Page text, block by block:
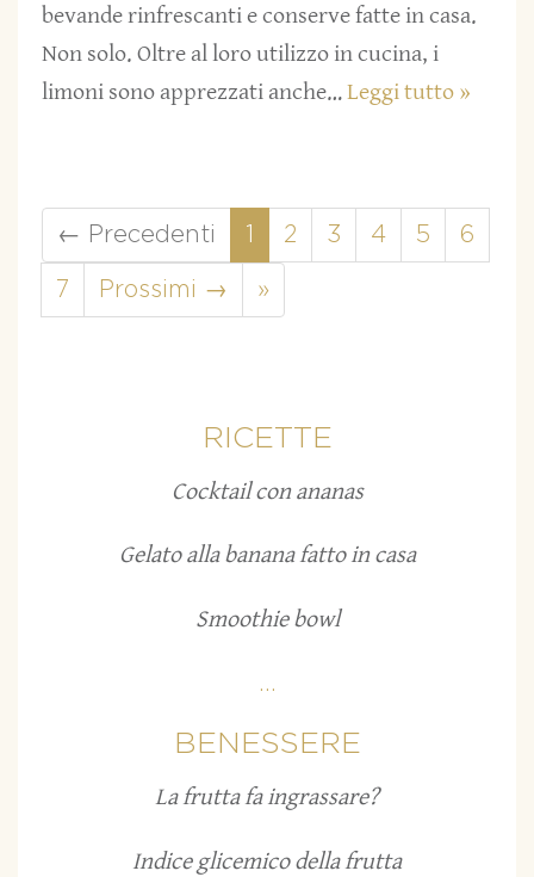
bevande rinfrescanti e conserve fatte in casa.
Non solo. Oltre al loro utilizzo in cucina, i
limoni sono apprezzati anche…Leggi tutto »
← Precedenti 2 3 4 5 6
7 Prossimi → »
RICETTE
Cocktail con ananas
Gelato alla banana fatto in casa
Smoothie bowl
...
BENESSERE
La frutta fa ingrassare?
Indice glicemico della frutta